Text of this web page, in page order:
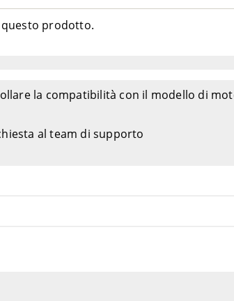
prodotto.
la compatibilità con il modello di
al team di supporto